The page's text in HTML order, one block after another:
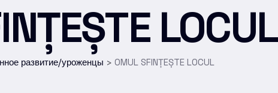
LOCUL
развитие/уроженцы > OMUL SFINȚEȘTE LOCUL